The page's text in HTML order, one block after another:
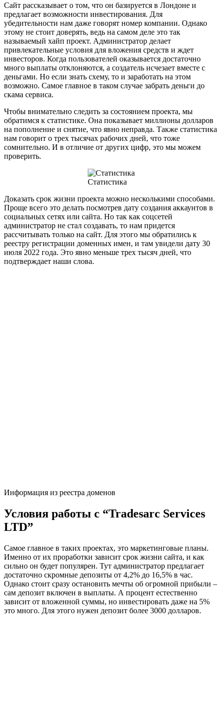
Сайт рассказывает о том, что он базируется в Лондоне и
предлагает возможности инвестирования. Для
убедительности нам даже говорят номер компании. Однако
этому не стоит доверять, ведь на самом деле это так
называемый хайп проект. Администратор делает
привлекательные условия для вложения средств и ждет
инвесторов. Когда пользователей оказывается достаточно
много выплаты отклоняются, а создатель исчезает вместе с
деньгами. Но если знать схему, то и заработать на этом
возможно. Самое главное в таком случае забрать деньги до
скама сервиса.
Чтобы внимательно следить за состоянием проекта, мы
обратимся к статистике. Она показывает миллионы долларов
на пополнение и снятие, что явно неправда. Также статистика
нам говорит о трех тысячах рабочих дней, что тоже
сомнительно. И в отличие от других цифр, это мы можем
проверить.
Статистика
Доказать срок жизни проекта можно несколькими способами.
Проще всего это делать посмотрев дату создания аккаунтов в
социальных сетях или сайта. Но так как соцсетей
администратор не стал создавать, то нам придется
рассчитывать только на сайт. Для этого мы обратились к
реестру регистрации доменных имен, и там увидели дату 30
июля 2022 года. Это явно меньше трех тысяч дней, что
подтверждает наши слова.
Информация из реестра доменов
Условия работы с “Tradesarc Services
LTD”
Самое главное в таких проектах, это маркетинговые планы.
Именно от их проработки зависит срок жизни сайта, и как
сильно он будет популярен. Тут администратор предлагает
достаточно скромные депозиты от 4,2% до 16,5% в час.
Однако стоит сразу остановить мечты об огромной прибыли –
сам депозит включен в выплаты. А процент естественно
зависит от вложенной суммы, но инвестировать даже на 5%
это много. Для этого нужен депозит более 3000 долларов.